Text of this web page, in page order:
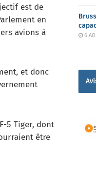
est de
en
avions à
et donc
5 Tiger, dont
être
6